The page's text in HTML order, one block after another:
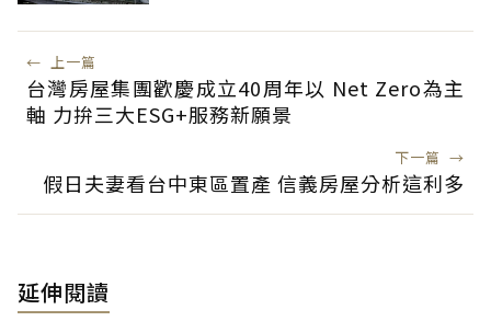
← 上一篇
台灣房屋集團歡慶成立40周年以 Net Zero為主
軸 力拚三大ESG+服務新願景
下一篇 →
假日夫妻看台中東區置產 信義房屋分析這利多
延伸閱讀